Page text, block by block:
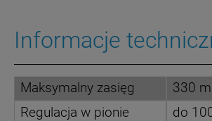
Informacje
Maksymalny zasięg
330
Regulacja w pionie
do